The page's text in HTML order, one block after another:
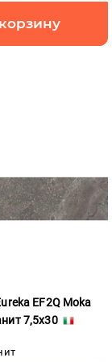
EF2Q Moka
7,5x30